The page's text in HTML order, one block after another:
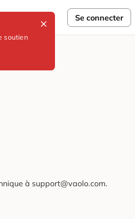
soutien
Se connecter
à support@vaolo.com.